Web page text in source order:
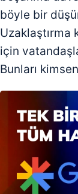
mevzuata
böyle bir
Uzaklaştırma
için
Bunları